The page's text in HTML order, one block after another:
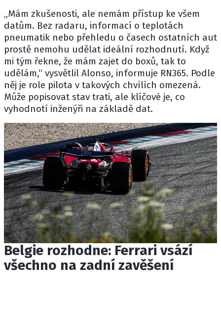
„Mám zkušenosti, ale nemám přístup ke všem
datům. Bez radaru, informací o teplotách
pneumatik nebo přehledu o časech ostatních aut
prostě nemohu udělat ideální rozhodnutí. Když
mi tým řekne, že mám zajet do boxů, tak to
udělám,“ vysvětlil Alonso, informuje RN365. Podle
něj je role pilota v takových chvílích omezená.
Může popisovat stav trati, ale klíčové je, co
vyhodnotí inženýři na základě dat.
Belgie rozhodne: Ferrari vsází
všechno na zadní zavěšení